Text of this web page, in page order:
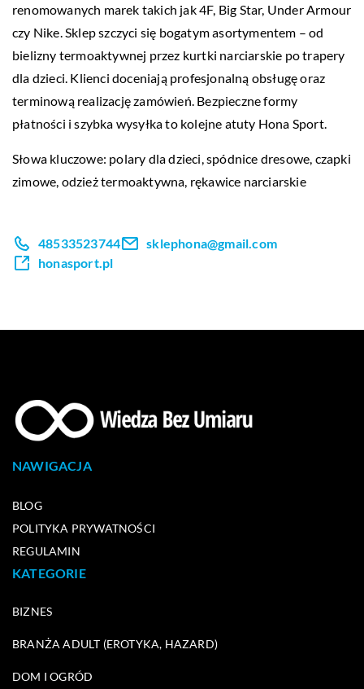
renomowanych marek takich jak 4F, Big Star, Under Armour
czy Nike. Sklep szczyci się bogatym asortymentem – od
bielizny termoaktywnej przez kurtki narciarskie po trapery
dla dzieci. Klienci doceniają profesjonalną obsługę oraz
terminową realizację zamówień. Bezpieczne formy
płatności i szybka wysyłka to kolejne atuty Hona Sport.
Słowa kluczowe: polary dla dzieci,spódnice dresowe, czapki
zimowe, odzież termoaktywna, rękawice narciarskie
48533523744
sklephona@gmail.com
honasport.pl
NAWIGACJA
BLOG
POLITYKA PRYWATNOŚCI
REGULAMIN
KATEGORIE
BIZNES
BRANŻA ADULT (EROTYKA, HAZARD)
DOM I OGRÓD